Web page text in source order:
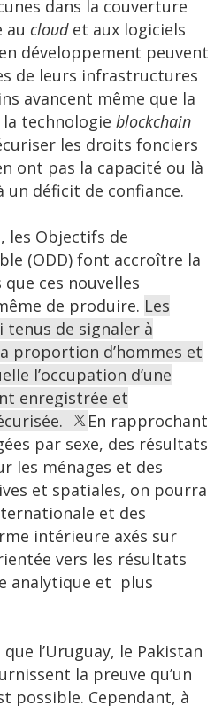
dans la couverture
au cloudet aux logiciels
développement peuvent
de leurs infrastructures
avancent même que la
technologie blockchain
les droits fonciers
ont pas la capacité ou là
un déficit de confiance.
les Objectifs de
(ODD) font accroître la
ces nouvelles
de produire. Les
tenus de signaler à
proportion d’hommes et
l’occupation d’une
enregistrée et
En rapprochant
par sexe, des résultats
les ménages et des
et spatiales, on pourra
et des
intérieure axés sur
vers les résultats
analytique et plus
l’Uruguay, le Pakistan
la preuve qu’un
possible. Cependant, à